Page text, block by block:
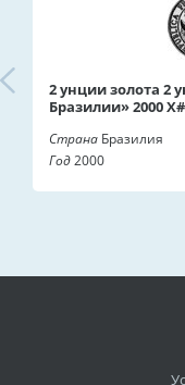
2 унции золота 2
Бразилии» 2000
Страна Бразилия
Год2000